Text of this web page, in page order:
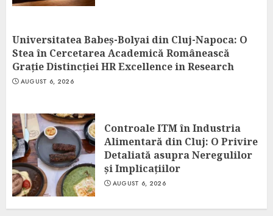
Universitatea Babeș-Bolyai din Cluj-Napoca: O
Stea în Cercetarea Academică Românească
Grație Distincției HR Excellence in Research
AUGUST 6, 2026
Controale ITM în Industria
Alimentară din Cluj: O Privire
Detaliată asupra Neregulilor
și Implicațiilor
AUGUST 6, 2026